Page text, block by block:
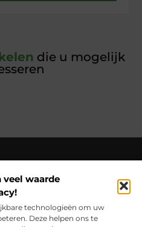
waarde
technologieën om uw
Deze helpen ons te
die u mogelijk
inspiratie, vastgelegd in
onze blogs en artikelen die het
een nieuw licht zetten.